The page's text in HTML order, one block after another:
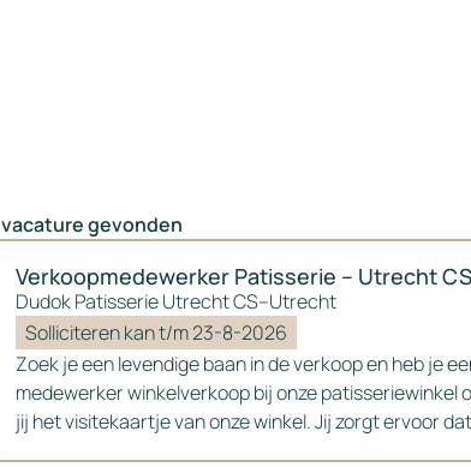
vacature gevonden
Verkoopmedewerker Patisserie – Utrecht CS
Dudok Patisserie Utrecht CS–Utrecht
Solliciteren kan t/m 23-8-2026
Zoek je een levendige baan in de verkoop en heb je
medewerker winkelverkoop bij onze patisseriewinkel
jij het visitekaartje van onze winkel. Jij zorgt ervoor